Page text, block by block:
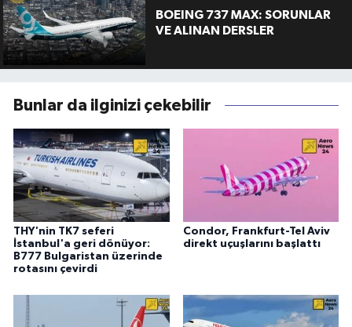
BOEING 737 MAX: SORUNLAR
VE ALINAN DERSLER
Bunlar da ilginizi çekebilir
THY'nin TK7 seferi
İstanbul'a geri dönüyor:
B777 Bulgaristan üzerinde
rotasını çevirdi
Condor, Frankfurt-Tel Aviv
direkt uçuşlarını başlattı